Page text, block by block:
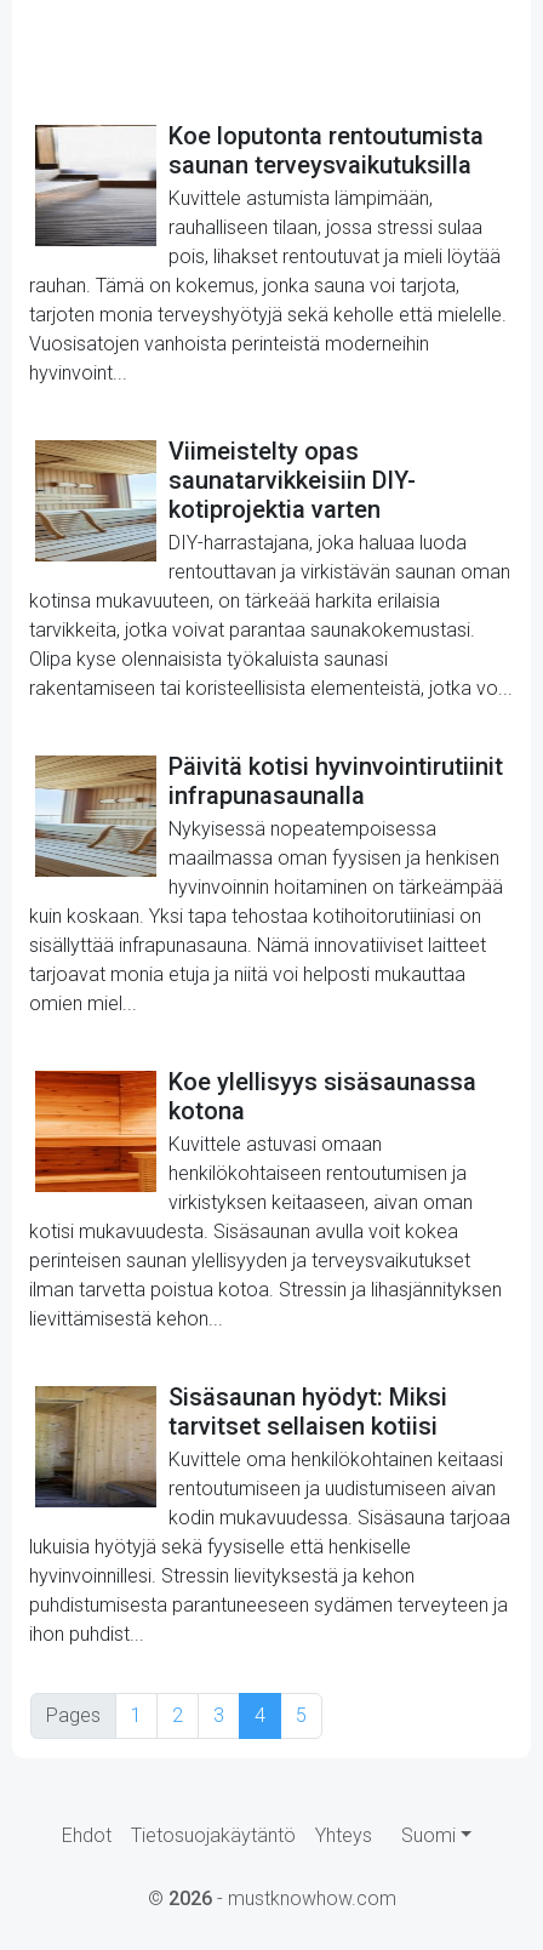
Koe loputonta rentoutumista
saunan terveysvaikutuksilla
Kuvittele astumista lämpimään,
rauhalliseen tilaan, jossa stressi sulaa
pois, lihakset rentoutuvat ja mieli löytää
rauhan. Tämä on kokemus, jonka sauna voi tarjota,
tarjoten monia terveyshyötyjä sekä keholle että mielelle.
Vuosisatojen vanhoista perinteistä moderneihin
hyvinvoint...
Viimeistelty opas
saunatarvikkeisiin DIY-
kotiprojektia varten
DIY-harrastajana, joka haluaa luoda
rentouttavan ja virkistävän saunan oman
kotinsa mukavuuteen, on tärkeää harkita erilaisia
tarvikkeita, jotka voivat parantaa saunakokemustasi.
Olipa kyse olennaisista työkaluista saunasi
rakentamiseen tai koristeellisista elementeistä, jotka vo...
Päivitä kotisi hyvinvointirutiinit
infrapunasaunalla
Nykyisessä nopeatempoisessa
maailmassa oman fyysisen ja henkisen
hyvinvoinnin hoitaminen on tärkeämpää
kuin koskaan. Yksi tapa tehostaa kotihoitorutiiniasi on
sisällyttää infrapunasauna. Nämä innovatiiviset laitteet
tarjoavat monia etuja ja niitä voi helposti mukauttaa
omien miel...
Koe ylellisyys sisäsaunassa
kotona
Kuvittele astuvasi omaan
henkilökohtaiseen rentoutumisen ja
virkistyksen keitaaseen, aivan oman
kotisi mukavuudesta. Sisäsaunan avulla voit kokea
perinteisen saunan ylellisyyden ja terveysvaikutukset
ilman tarvetta poistua kotoa. Stressin ja lihasjännityksen
lievittämisestä kehon...
Sisäsaunan hyödyt: Miksi
tarvitset sellaisen kotiisi
Kuvittele oma henkilökohtainen keitaasi
rentoutumiseen ja uudistumiseen aivan
kodin mukavuudessa. Sisäsauna tarjoaa
lukuisia hyötyjä sekä fyysiselle että henkiselle
hyvinvoinnillesi. Stressin lievityksestä ja kehon
puhdistumisesta parantuneeseen sydämen terveyteen ja
ihon puhdist...
Pages 1 2 3 4 5
Ehdot Tietosuojakäytäntö Yhteys Suomi
© 2026- mustknowhow.com